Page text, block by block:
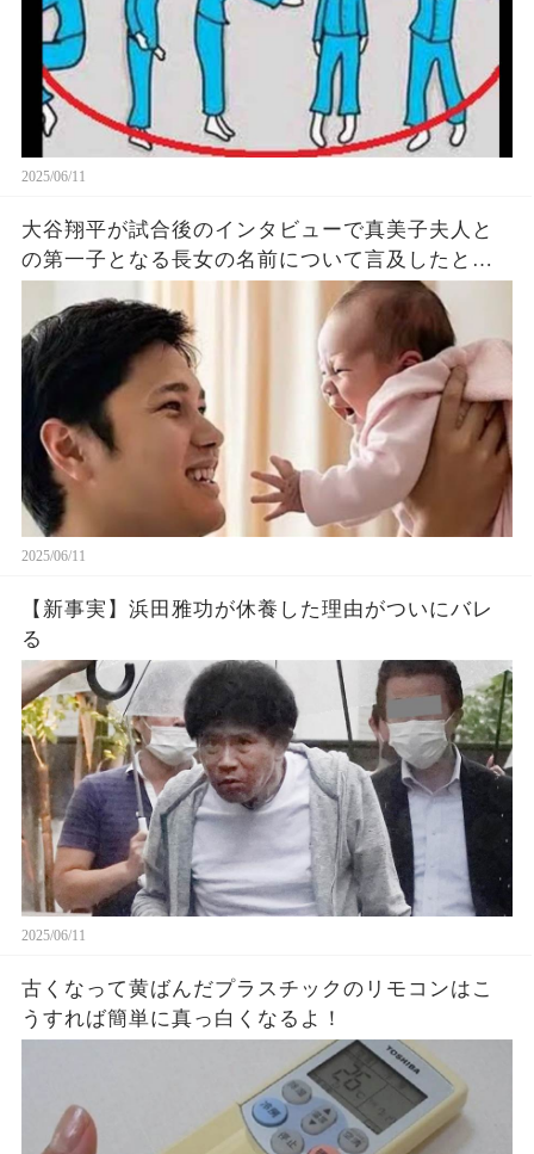
2025/06/11
大谷翔平が試合後のインタビューで真美子夫人と
の第一子となる長女の名前について言及したと話
題に！山本由伸や佐々木朗希は知ってそう！
2025/06/11
【新事実】浜田雅功が休養した理由がついにバレ
る
2025/06/11
古くなって黄ばんだプラスチックのリモコンはこ
うすれば簡単に真っ白くなるよ！